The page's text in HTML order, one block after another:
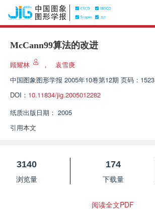
McCann99算法的改进
顾耀林 ，
袁雪庚
中国图象图形学报 2005年10卷第12期 页码：1523
DOI： 10.11834/jig.2005012282
纸质出版日期： 2005
引用本文
3140
浏览量
174
下载量
阅读全文PDF